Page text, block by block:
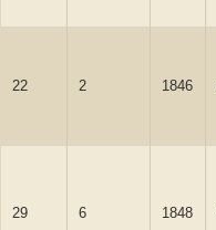
22 2 1846
29 6 1848